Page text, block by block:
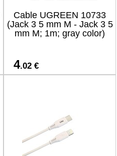
Cable UGREEN 10733
(Jack 3 5 mm M - Jack 3 5
mm M; 1m; gray color)
4.02 €